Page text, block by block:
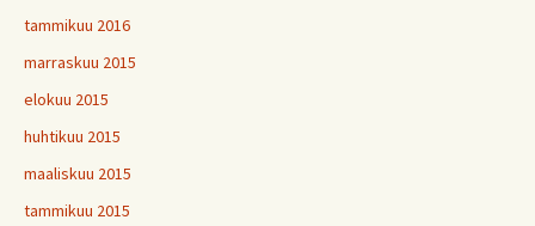
tammikuu 2016
marraskuu 2015
elokuu 2015
huhtikuu 2015
maaliskuu 2015
tammikuu 2015